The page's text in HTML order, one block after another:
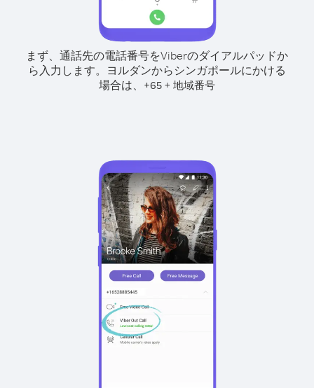
まず、通話先の電話番号をViberのダイアルパッドか
ら入力します。 ヨルダンからシンガポールにかける
場合は、 +65 + 地域番号